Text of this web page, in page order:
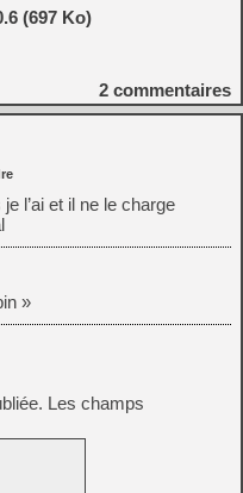
(697 Ko)
2 commentaires
l’ai et il ne le charge
»
Les champs